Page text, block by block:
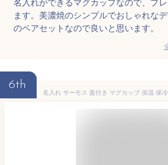
ます。美濃焼のシンプルでおしゃれな
のペアセットなので良いと思います。
6th